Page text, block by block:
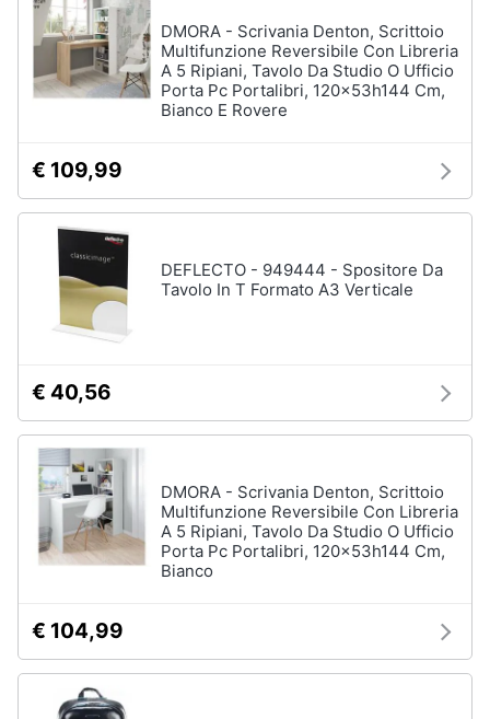
Arredo
Brico
Salute
e
igiene
Beauty
Prima
infanzia
Fotografia
Casalinghi
Abbigliamento
Sport
Pc
Tablet
Ebook
Tablet
Tavoletta
grafica
Vedi
tutti
Software
Sistema
operativo
Processore
DMORA - Scrivania Denton, Scrittoio
Multifunzione Reversibile Con Libreria
A 5 Ripiani, Tavolo Da Studio O Ufficio
Porta Pc Portalibri, 120x53h144 Cm,
Bianco E Rovere
€ 109,99
DEFLECTO - 949444 - Spositore Da
Tavolo In T Formato A3 Verticale
€ 40,56
DMORA - Scrivania Denton, Scrittoio
Multifunzione Reversibile Con Libreria
A 5 Ripiani, Tavolo Da Studio O Ufficio
Porta Pc Portalibri, 120x53h144 Cm,
Bianco
€ 104,99